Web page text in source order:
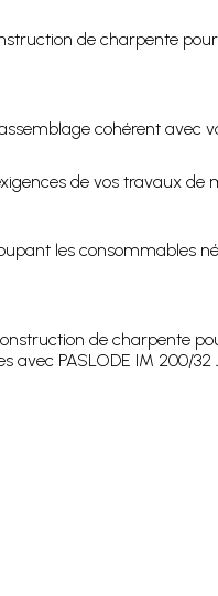
de charpente
cohérent avec
de vos travaux de
les consommables
de charpente
PASLODE IM 200/32